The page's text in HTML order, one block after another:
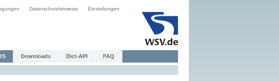
Datenschutzhinweise Einstellungen
Downloads Dict-API FAQ